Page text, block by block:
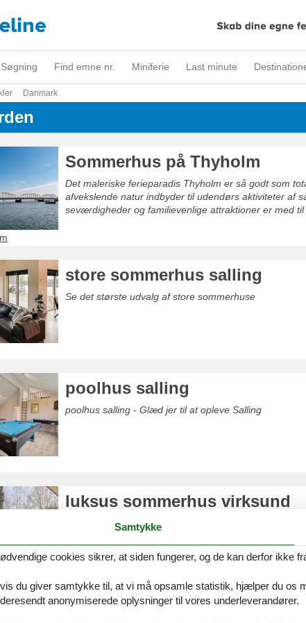
Søgning Find emne nr. Miniferie Last minute
Danmark
Sommerhus på Thyholm
Det maleriske ferieparadis Thyholm er så godt som
afvekslende natur indbyder til udendørs aktiviteter af
seværdigheder og familievenlige attraktioner er med til
store sommerhus salling
Se det største udvalg af store sommerhuse
poolhus salling
poolhus salling - Glæd jer til at opleve Salling
luksus sommerhus virksund
Se det største udvalg af luksus sommerhuse
Samtykke
cookies sikrer, at siden fungerer, og de kan derfor ikke
du giver samtykke til, at vi må opsamle statistik, hjælper du os
anonymiserede oplysninger til vores underleverandører.